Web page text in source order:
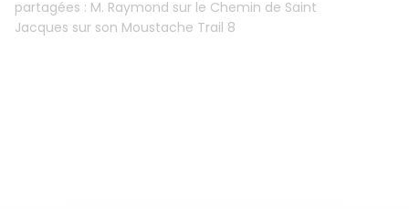
partagées : M. Raymond sur le Chemin de Saint
Jacques sur son Moustache Trail 8